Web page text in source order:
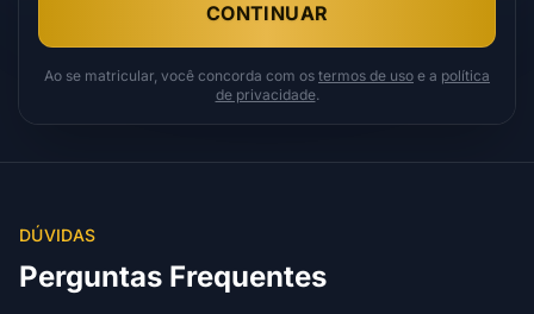
CONTINUAR
Ao se matricular, você concorda com os termos de uso e a política
de privacidade.
DÚVIDAS
Perguntas Frequentes